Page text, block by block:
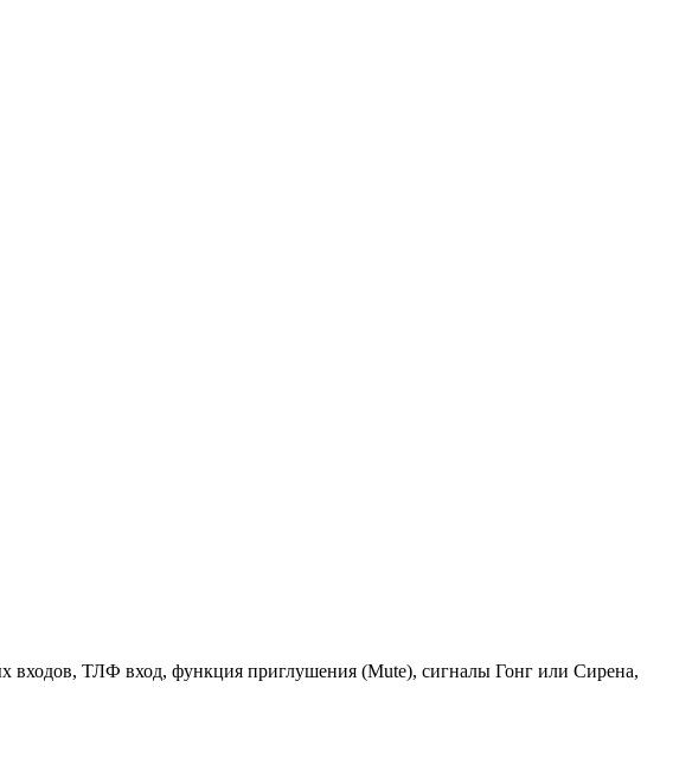
ТЛФ вход, функция приглушения (Mute), сигналы Гонг или Сирена,